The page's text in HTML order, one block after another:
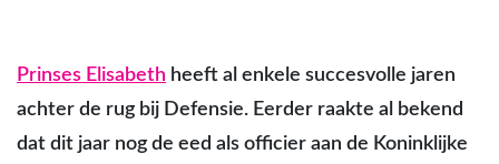
Prinses Elisabeth heeft al enkele succesvolle jaren
achter de rug bij Defensie. Eerder raakte al bekend
dat dit jaar nog de eed als officier aan de Koninklijke